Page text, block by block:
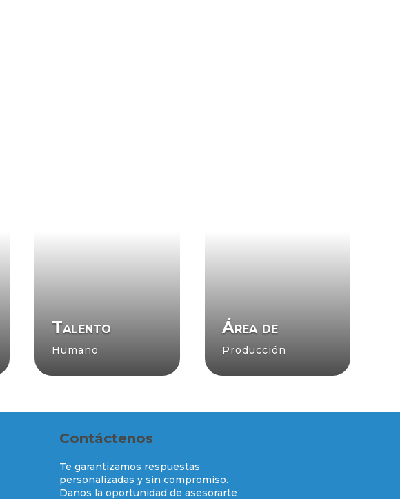
Talento
Humano
Área de
Producción
Contáctenos
Te garantizamos respuestas
personalizadas y sin compromiso.
Danos la oportunidad de asesorarte